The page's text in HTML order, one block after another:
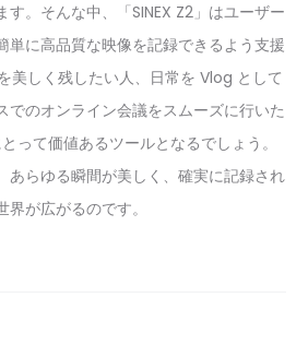
。そんな中、「SINEX Z2」はユーザー
単に高品質な映像を記録できるよう支援
美しく残したい人、日常を Vlog として
でのオンライン会議をスムーズに行いた
って価値あるツールとなるでしょう。
あらゆる瞬間が美しく、確実に記録され
界が広がるのです。